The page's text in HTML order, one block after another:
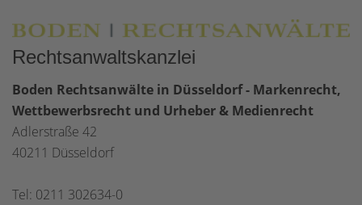
Rechtsanwaltskanzlei
Boden Rechtsanwälte in Düsseldorf - Markenrecht,
Wettbewerbsrecht und Urheber & Medienrecht
Adlerstraße 42
40211 Düsseldorf
Tel: 0211 302634-0